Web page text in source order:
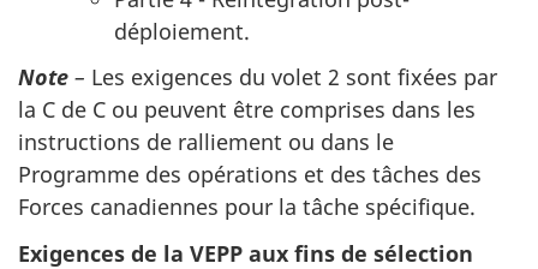
déploiement.
Note – Les exigences du volet 2 sont fixées par
la C de C ou peuvent être comprises dans les
instructions de ralliement ou dans le
Programme des opérations et des tâches des
Forces canadiennes pour la tâche spécifique.
Exigences de la VEPP aux fins de sélection